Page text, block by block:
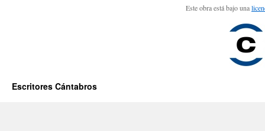
Este obra está bajo una
Escritores Cántabros